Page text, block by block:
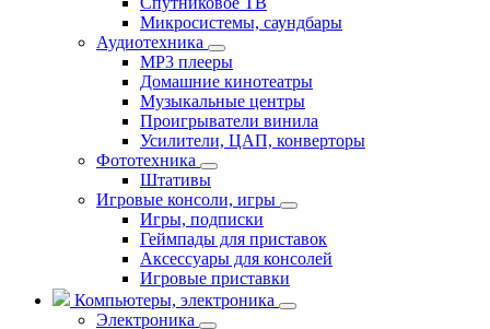
Микросистемы, саундбары
Аудиотехника
MP3 плееры
Домашние кинотеатры
Музыкальные центры
Проигрыватели винила
Усилители, ЦАП, конверторы
Фототехника
Штативы
Игровые консоли, игры
Игры, подписки
Геймпады для приставок
Аксессуары для консолей
Игровые приставки
Компьютеры, электроника
Электроника